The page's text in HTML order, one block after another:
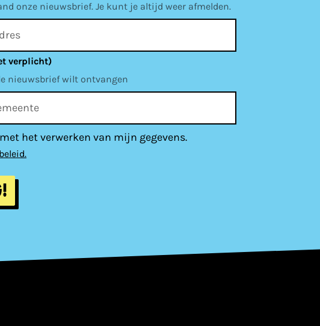
onze nieuwsbrief. Je kunt je altijd weer afmelden.
verplicht)
nieuwsbrief wilt ontvangen
het verwerken van mijn gegevens.